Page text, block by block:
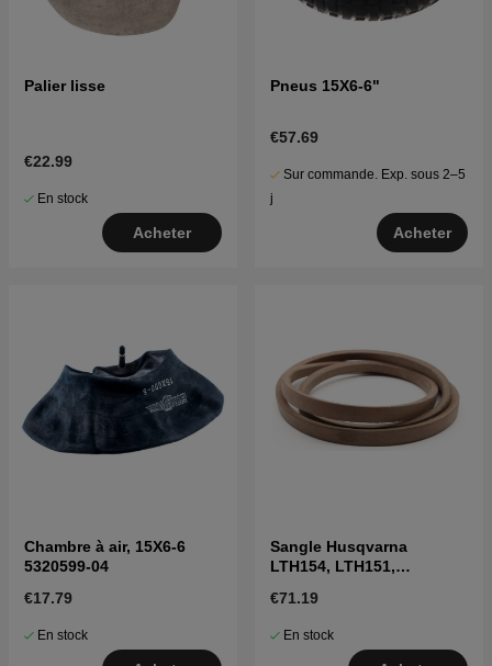
Palier lisse
€22.99
En stock
Acheter
Pneus 15X6-6"
€57.69
Sur commande. Exp. sous 2–5
j
Acheter
Chambre à air, 15X6-6
5320599-04
€17.79
En stock
Sangle Husqvarna
LTH154, LTH151,
LT2216A2
€71.19
En stock